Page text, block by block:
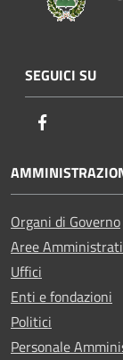
SEGUICI SU
Organi di Governo
Aree
Uffici
Enti e fondazioni
Politici
Personale